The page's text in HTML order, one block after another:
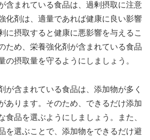
含まれている食品は、過剰摂取に注意
化剤は、適量であれば健康に良い影響
に摂取すると健康に悪影響を与えるこ
ため、栄養強化剤が含まれている食品
の摂取量を守るようにしましょう。
が含まれている食品は、添加物が多く
あります。そのため、できるだけ添加
食品を選ぶようにしましょう。また、
を選ぶことで、添加物をできるだけ避